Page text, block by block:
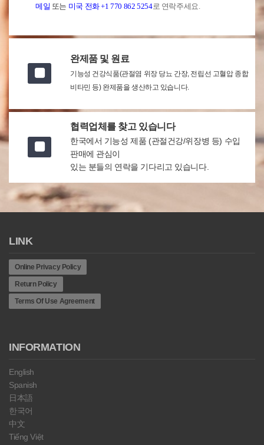
메일 또는 미국 전화 +1 770 862 5254로 연락주세요.
완제품 및 원료
기능성 건강식품(관절염 위장 당뇨 간장, 전립선 고혈압 종합
비타민 등) 완제품을 생산하고 있습니다.
협력업체를 찾고 있습니다
한국에서 기능성 제품 (관절건강/위장병 등) 수입
판매에 관심이
있는 분들의 연락을 기다리고 있습니다.
LINK
Online Privacy Policy
Return Policy
Terms Of Use Agreement
INFORMATION
English
Spanish
日本語
한국어
中文
Tiếng Việt